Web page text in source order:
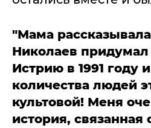
"Мама
Николаев придумал
Истрию в 1991 году
количества людей
культовой! Меня
история, связанная